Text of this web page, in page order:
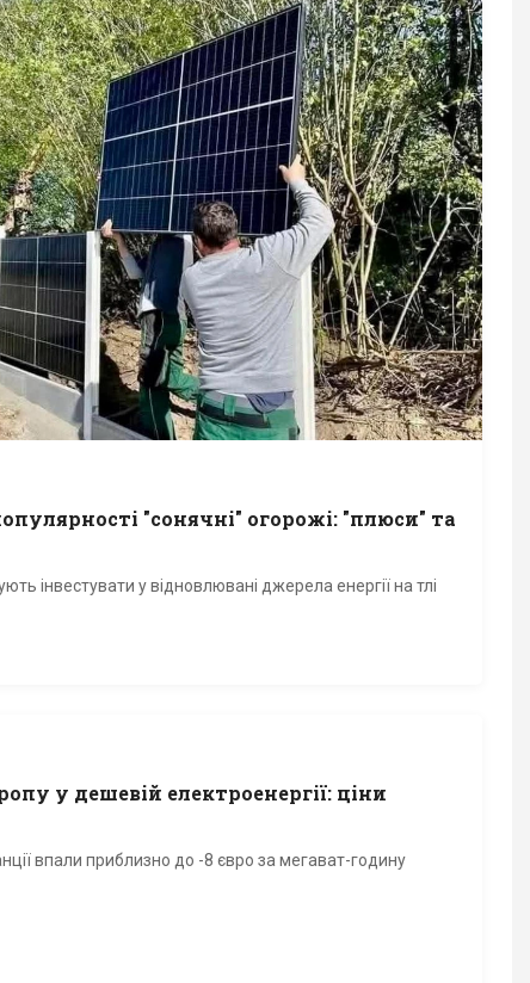
"сонячні" огорожі: "плюси" та
інвестувати у відновлювані джерела енергії на тлі
у дешевій електроенергії: ціни
впали приблизно до -8 євро за мегават-годину